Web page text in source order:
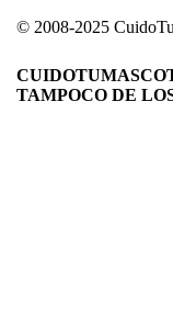
© 2008-2025
TAMPOCO DE